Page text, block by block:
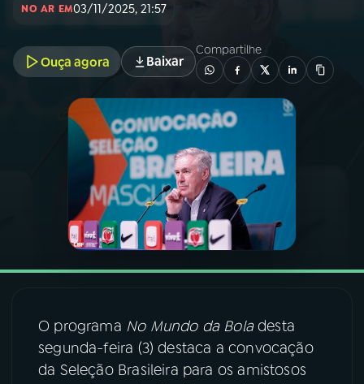
02A RÁDIO
03PROGRAMAÇÃO
PROGRAMAS
PODCASTS
VIDEOCASTS
07ÚLTIMAS
08FESTIVAL DE MÚSICA
ACOMPANHE A RÁDIO NACIONAL
NO AR EM03/11/2025, 21:57
Ouça agora Baixar
Compartilhe
O programa No Mundo da Boladesta
segunda-feira (3) destaca a convocação
da Seleção Brasileira para os amistosos